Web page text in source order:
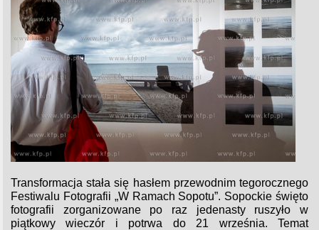
Transformacja stała się hasłem przewodnim tegorocznego
Festiwalu Fotografii „W Ramach Sopotu”. Sopockie święto
fotografii zorganizowane po raz jedenasty ruszyło w
piątkowy wieczór i potrwa do 21 września. Temat